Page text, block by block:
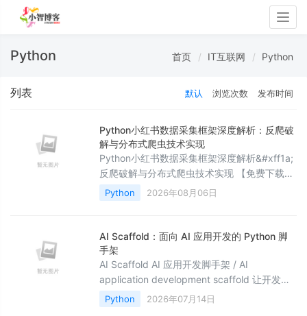
Python 首页 IT互联网 Python
列表 默认 浏览次数 发布时间
Python小红书数据采集框架深度解析：反爬破
解与分布式爬虫技术实现
Python小红书数据采集框架深度解析&#xff1a;
反爬破解与分布式爬虫技术实现 【免费下载链
接】xhs 基于小红书 Web 端进行的请求封装。
项目地址: 小红书作为中国领先的社交电商平台
战。本文
Python 2026年08月06日
AI Scaffold：面向 AI 应用开发的 Python 脚
手架
AI Scaffold AI 应用开发脚手架 / AI
application development scaffold 让开发者
用 10 分钟启动一个可运行的 AI 应用项目
&#xff0c;而不是从零搭建模型调用、工作流、
Python 2026年07月14日